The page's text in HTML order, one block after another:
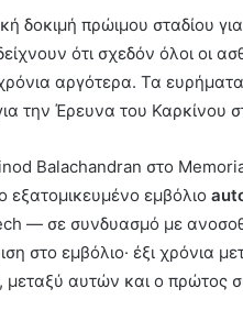
δοκιμή πρώιμου σταδίου
ότι σχεδόν όλοι οι
αργότερα. Τα
την Έρευνα του Καρκίνου
Balachandran στο
εξατομικευμένο εμβόλιο
— σε συνδυασμό με
στο εμβόλιο· έξι χρόνια
αυτών και ο πρώτος